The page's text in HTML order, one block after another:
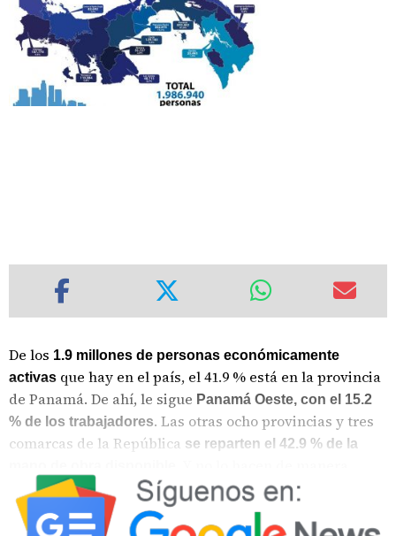
De los 1.9 millones de personas económicamente
activas que hay en el país, el 41.9 % está en la provincia
de Panamá. De ahí, le sigue Panamá Oeste, con el 15.2
% de los trabajadores. Las otras ocho provincias y tres
comarcas de la República se reparten el 42.9 % de la
equitativa. Una muestra más de la inequidad que rige
en
el sexto país más desigual del mundo